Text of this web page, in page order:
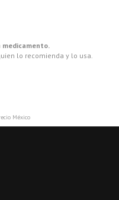
medicamento.
lo recomienda y lo usa.
México